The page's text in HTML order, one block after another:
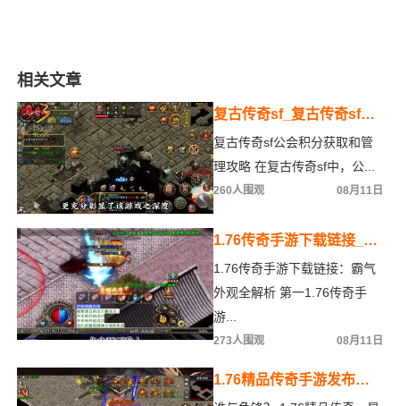
相关文章
复古传奇sf_复古传奇sf公
会积分如何获取和管理？
复古传奇sf公会积分获取和管
理攻略 在复古传奇sf中，公...
260人围观 08月11日
1.76传奇手游下载链接_霸
气外观全解析？
1.76传奇手游下载链接：霸气
外观全解析 第一1.76传奇手
游...
273人围观 08月11日
1.76精品传奇手游发布